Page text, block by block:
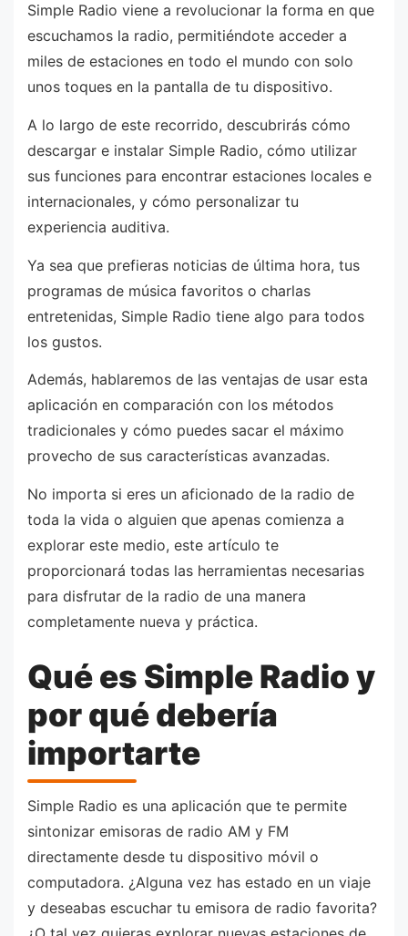
Simple Radio viene a revolucionar la forma en que
escuchamos la radio, permitiéndote acceder a
miles de estaciones en todo el mundo con solo
unos toques en la pantalla de tu dispositivo.
A lo largo de este recorrido, descubrirás cómo
descargar e instalar Simple Radio, cómo utilizar
sus funciones para encontrar estaciones locales e
internacionales, y cómo personalizar tu
experiencia auditiva.
Ya sea que prefieras noticias de última hora, tus
programas de música favoritos o charlas
entretenidas, Simple Radio tiene algo para todos
los gustos.
Además, hablaremos de las ventajas de usar esta
aplicación en comparación con los métodos
tradicionales y cómo puedes sacar el máximo
provecho de sus características avanzadas.
No importa si eres un aficionado de la radio de
toda la vida o alguien que apenas comienza a
explorar este medio, este artículo te
proporcionará todas las herramientas necesarias
para disfrutar de la radio de una manera
completamente nueva y práctica.
Qué es Simple Radio y
por qué debería
importarte
Simple Radio es una aplicación que te permite
sintonizar emisoras de radio AM y FM
directamente desde tu dispositivo móvil o
computadora. ¿Alguna vez has estado en un viaje
y deseabas escuchar tu emisora de radio favorita?